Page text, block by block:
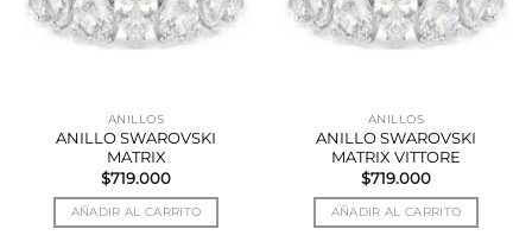
ANILLOS
ANILLO SWAROVSKI
MATRIX
$719.000
AÑADIR AL CARRITO
ANILLOS
ANILLO SWAROVSKI
MATRIX VITTORE
$719.000
AÑADIR AL CARRITO